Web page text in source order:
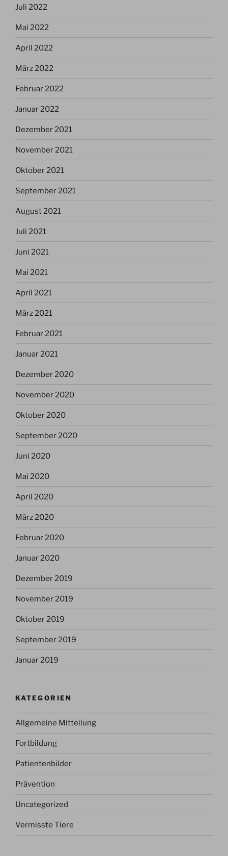
Juli 2022
Mai 2022
April 2022
März 2022
Februar 2022
Januar 2022
Dezember 2021
November 2021
Oktober 2021
September 2021
August 2021
Juli 2021
Juni 2021
Mai 2021
April 2021
März 2021
Februar 2021
Januar 2021
Dezember 2020
November 2020
Oktober 2020
September 2020
Juni 2020
Mai 2020
April 2020
März 2020
Februar 2020
Januar 2020
Dezember 2019
November 2019
Oktober 2019
September 2019
Januar 2019
KATEGORIEN
Allgemeine Mitteilung
Fortbildung
Patientenbilder
Prävention
Uncategorized
Vermisste Tiere